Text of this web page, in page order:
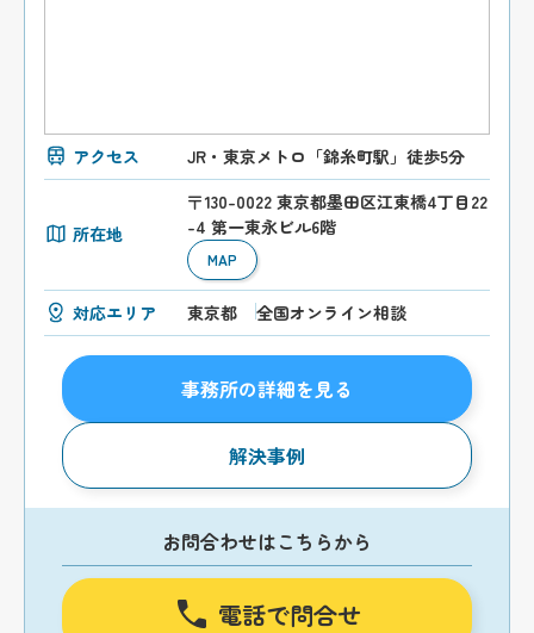
アクセス JR・東京メトロ「錦糸町駅」徒歩5分
所在地
〒130-0022 東京都墨田区江東橋4丁目22
-4 第一東永ビル6階
MAP
対応エリア 東京都 全国オンライン相談
事務所の詳細を見る
解決事例
お問合わせはこちらから
電話で問合せ